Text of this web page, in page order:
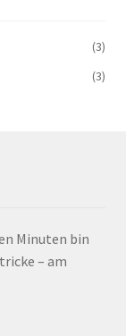
(3)
(3)
Minuten bin
– am